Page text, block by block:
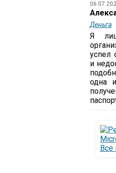
Деньга
Я
успел
и
одна